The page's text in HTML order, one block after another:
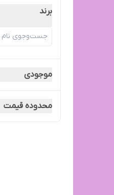
برند
موجودی
محدوده قیمت